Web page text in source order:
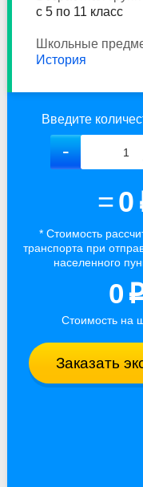
с 5 по 11 класс
Школьные
История
Введите
=0
* Стоимость
транспорта при
населенного
0
Стоимость на
Заказать